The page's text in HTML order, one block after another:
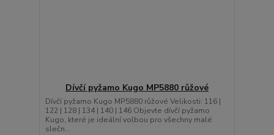
Dívčí pyžamo Kugo MP5880 růžové
Dívčí pyžamo Kugo MP5880 růžové Velikosti: 116 |
122 | 128 | 134 | 140 | 146 Objevte dívčí pyžamo
Kugo, které je ideální volbou pro všechny malé
slečn...